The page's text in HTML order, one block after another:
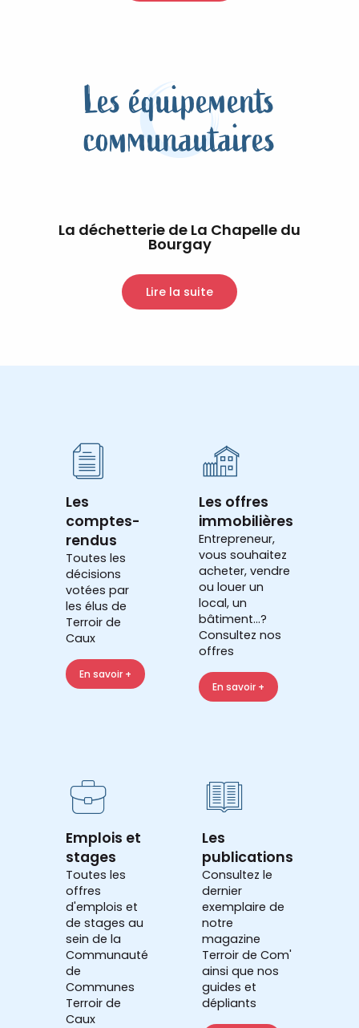
Les équipements
communautaires
La déchetterie de La Chapelle du
Bourgay
Lire la suite
Les
comptes-
rendus
Toutes les
décisions
votées par
les élus de
Terroir de
Caux
En savoir +
Les offres
immobilières
Entrepreneur,
vous souhaitez
acheter, vendre
ou louer un
local, un
bâtiment...?
Consultez nos
offres
En savoir +
Emplois et
stages
Toutes les
offres
d'emplois et
de stages au
sein de la
Communauté
de
Communes
Terroir de
Caux
Les
publications
Consultez le
dernier
exemplaire de
notre
magazine
Terroir de Com'
ainsi que nos
guides et
dépliants